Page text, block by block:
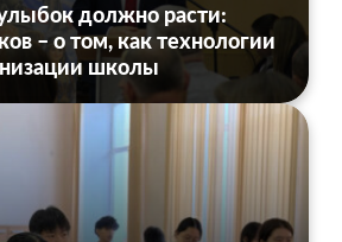
должно расти:
– о том, как технологии
школы